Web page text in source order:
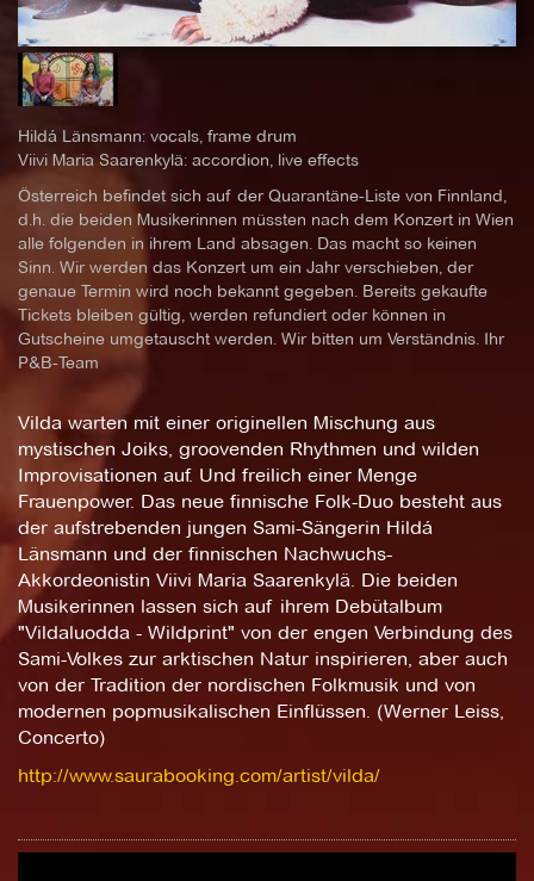
Hildá Länsmann: vocals, frame drum
Viivi Maria Saarenkylä: accordion, live effects
Österreich befindet sich auf der Quarantäne-Liste von Finnland,
d.h. die beiden Musikerinnen müssten nach dem Konzert in Wien
alle folgenden in ihrem Land absagen. Das macht so keinen
Sinn. Wir werden das Konzert um ein Jahr verschieben, der
genaue Termin wird noch bekannt gegeben. Bereits gekaufte
Tickets bleiben gültig, werden refundiert oder können in
Gutscheine umgetauscht werden. Wir bitten um Verständnis. Ihr
P&B-Team
Vilda warten mit einer originellen Mischung aus
mystischen Joiks, groovenden Rhythmen und wilden
Improvisationen auf. Und freilich einer Menge
Frauenpower. Das neue finnische Folk-Duo besteht aus
der aufstrebenden jungen Sami-Sängerin Hildá
Länsmann und der finnischen Nachwuchs-
Akkordeonistin Viivi Maria Saarenkylä. Die beiden
Musikerinnen lassen sich auf ihrem Debütalbum
"Vildaluodda - Wildprint" von der engen Verbindung des
Sami-Volkes zur arktischen Natur inspirieren, aber auch
von der Tradition der nordischen Folkmusik und von
modernen popmusikalischen Einflüssen. (Werner Leiss,
Concerto)
http://www.saurabooking.com/artist/vilda/